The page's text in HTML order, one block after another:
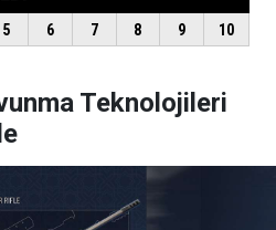
Teknolojileri